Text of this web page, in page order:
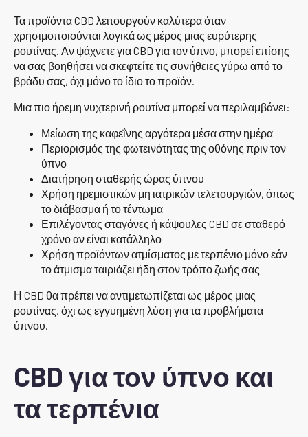
Τα προϊόντα CBD λειτουργούν καλύτερα όταν
χρησιμοποιούνται λογικά ως μέρος μιας ευρύτερης
ρουτίνας. Αν ψάχνετε για CBD για τον ύπνο, μπορεί επίσης
να σας βοηθήσει να σκεφτείτε τις συνήθειες γύρω από το
βράδυ σας, όχι μόνο το ίδιο το προϊόν.
Μια πιο ήρεμη νυχτερινή ρουτίνα μπορεί να περιλαμβάνει:
Μείωση της καφεΐνης αργότερα μέσα στην ημέρα
Περιορισμός της φωτεινότητας της οθόνης πριν τον
ύπνο
Διατήρηση σταθερής ώρας ύπνου
Χρήση ηρεμιστικών μη ιατρικών τελετουργιών, όπως
το διάβασμα ή το τέντωμα
Επιλέγοντας σταγόνες ή κάψουλες CBD σε σταθερό
χρόνο αν είναι κατάλληλο
Χρήση προϊόντων ατμίσματος με τερπένιο μόνο εάν
το άτμισμα ταιριάζει ήδη στον τρόπο ζωής σας
Η CBD θα πρέπει να αντιμετωπίζεται ως μέρος μιας
ρουτίνας, όχι ως εγγυημένη λύση για τα προβλήματα
ύπνου.
CBD για τον ύπνο και
τα τερπένια